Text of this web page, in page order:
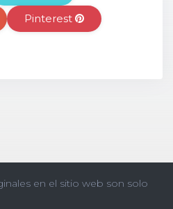
Pinterest
en el sitio web son solo